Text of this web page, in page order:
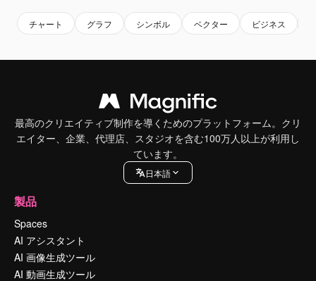
チャート グラフ シンボル ベクター ビジネス
最高のクリエイティブ制作を導くためのプラットフォーム。クリ
エイター、企業、代理店、スタジオを含む100万人以上が利用し
ています。
日本語
製品
Spaces
AI アシスタント
AI 画像生成ツール
AI 動画生成ツール